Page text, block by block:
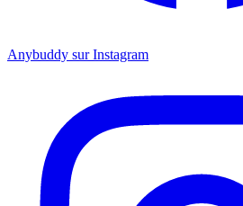
Anybuddy sur Instagram